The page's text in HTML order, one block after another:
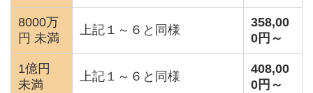
8000万
円 未満
上記１～６と同様
358,00
0円～
1億円
未満
上記１～６と同様
408,00
0円～